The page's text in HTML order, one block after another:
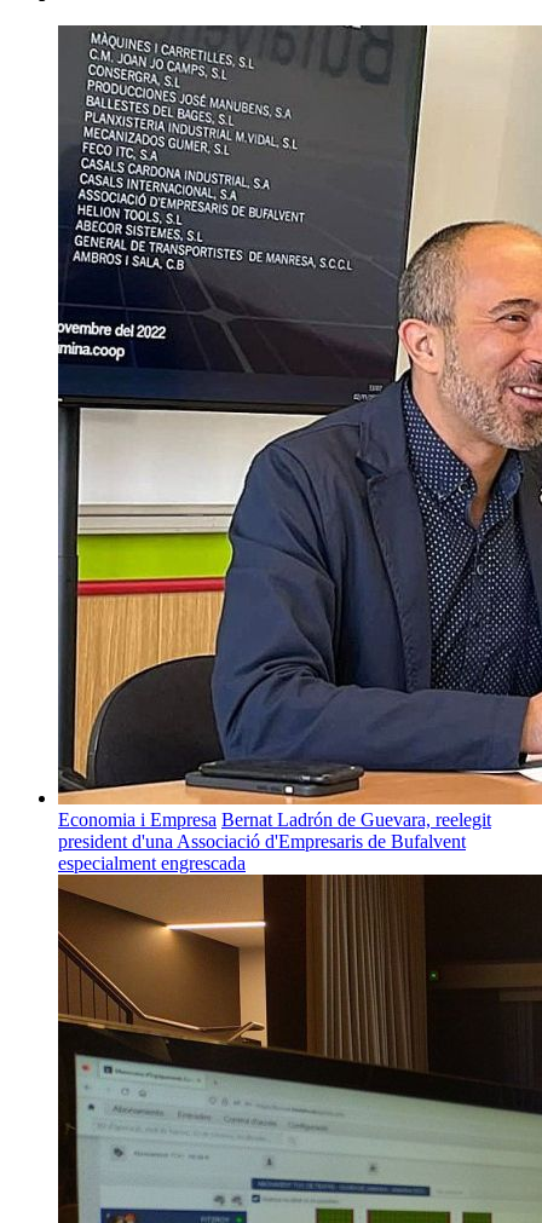
Economia i Empresa Bernat Ladrón de Guevara, reelegit
president d'una Associació d'Empresaris de Bufalvent
especialment engrescada